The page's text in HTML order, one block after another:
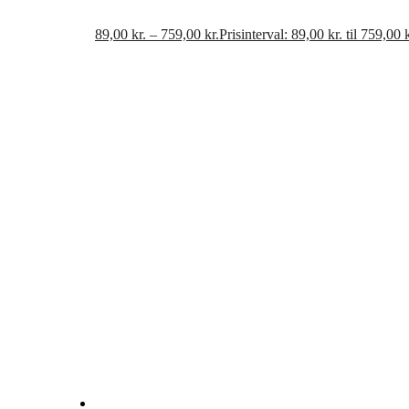
89,00 kr. – 759,00 kr.Prisinterval: 89,00 kr. til 759,00